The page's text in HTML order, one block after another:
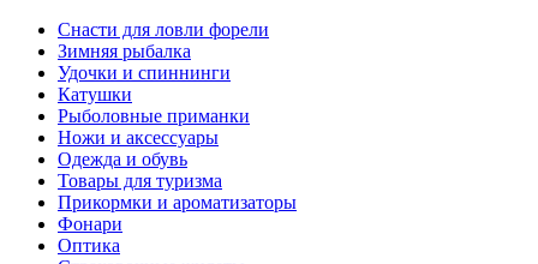
Снасти для ловли форели
Зимняя рыбалка
Удочки и спиннинги
Катушки
Рыболовные приманки
Ножи и аксессуары
Одежда и обувь
Товары для туризма
Прикормки и ароматизаторы
Фонари
Оптика